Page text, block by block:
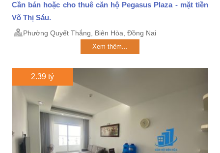
Cần bán hoặc cho thuê căn hộ Pegasus Plaza - mặt tiền
Võ Thị Sáu.
Phường Quyết Thắng, Biên Hòa, Đồng Nai
Xem thêm...
2.39 tỷ